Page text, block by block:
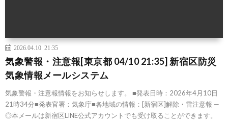
2026.04.10 21:35
気象警報・注意報[東京都 04/10 21:35] 新宿区防災
気象情報メールシステム
気象警報・注意報情報をお知らせします。 ■発表日時：2026年4月10日
21時34分■発表官署：気象庁■各地域の情報：[新宿区]解除・雷注意報 —
◎本メールは新宿区LINE公式アカウントでも受け取ることができます。